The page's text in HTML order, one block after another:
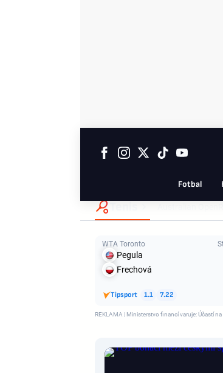
Fotbal
WTA Toronto
Pegula
Frechová
Tipsport 1.1 7.22
REKLAMA | Ministerstvo financí varuje: Účastí